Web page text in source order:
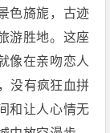
色旖旎，古迹
游胜地。这座
像在亲吻恋人
没有疯狂血拼
和让人心情无